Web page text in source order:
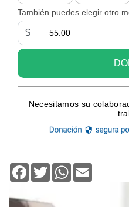
Facebook
TwitterWhatsApp